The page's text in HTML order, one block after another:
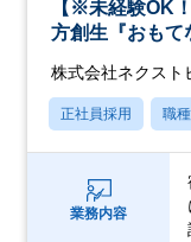
【※未経験OK
方創生『おも
株式会社ネクスト
正社員採用 職
業務内容